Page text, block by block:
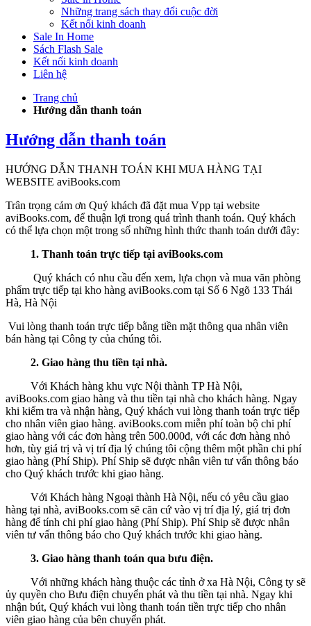
Những trang sách thay đổi cuộc đời
Kết nối kinh doanh
Sale In Home
Sách Flash Sale
Kết nối kinh doanh
Liên hệ
Trang chủ
Hướng dẫn thanh toán
Hướng dẫn thanh toán
HƯỚNG DẪN THANH TOÁN KHI MUA HÀNG TẠI
WEBSITE aviBooks.com
Trân trọng cảm ơn Quý khách đã đặt mua Vpp tại website
aviBooks.com, để thuận lợi trong quá trình thanh toán. Quý khách
có thể lựa chọn một trong số những hình thức thanh toán dưới đây:
1. Thanh toán trực tiếp tại aviBooks.com
Quý khách có nhu cầu đến xem, lựa chọn và mua văn phòng
phẩm trực tiếp tại kho hàng aviBooks.com tại Số 6 Ngõ 133 Thái
Hà, Hà Nội
Vui lòng thanh toán trực tiếp bằng tiền mặt thông qua nhân viên
bán hàng tại Công ty của chúng tôi.
2. Giao hàng thu tiền tại nhà.
Với Khách hàng khu vực Nội thành TP Hà Nội,
aviBooks.com giao hàng và thu tiền tại nhà cho khách hàng. Ngay
khi kiểm tra và nhận hàng, Quý khách vui lòng thanh toán trực tiếp
cho nhân viên giao hàng. aviBooks.com miễn phí toàn bộ chi phí
giao hàng với các đơn hàng trên 500.000đ, với các đơn hàng nhỏ
hơn, tùy giá trị và vị trí địa lý chúng tôi cộng thêm một phần chi phí
giao hàng (Phí Ship). Phí Ship sẽ được nhân viên tư vấn thông báo
cho Quý khách trước khi giao hàng.
Với Khách hàng Ngoại thành Hà Nội, nếu có yêu cầu giao
hàng tại nhà, aviBooks.com sẽ căn cứ vào vị trí địa lý, giá trị đơn
hàng để tính chi phí giao hàng (Phí Ship). Phí Ship sẽ được nhân
viên tư vấn thông báo cho Quý khách trước khi giao hàng.
3. Giao hàng thanh toán qua bưu điện.
Với những khách hàng thuộc các tỉnh ở xa Hà Nội, Công ty sẽ
ủy quyền cho Bưu điện chuyển phát và thu tiền tại nhà. Ngay khi
nhận bút, Quý khách vui lòng thanh toán tiền trực tiếp cho nhân
viên giao hàng của bên chuyển phát.